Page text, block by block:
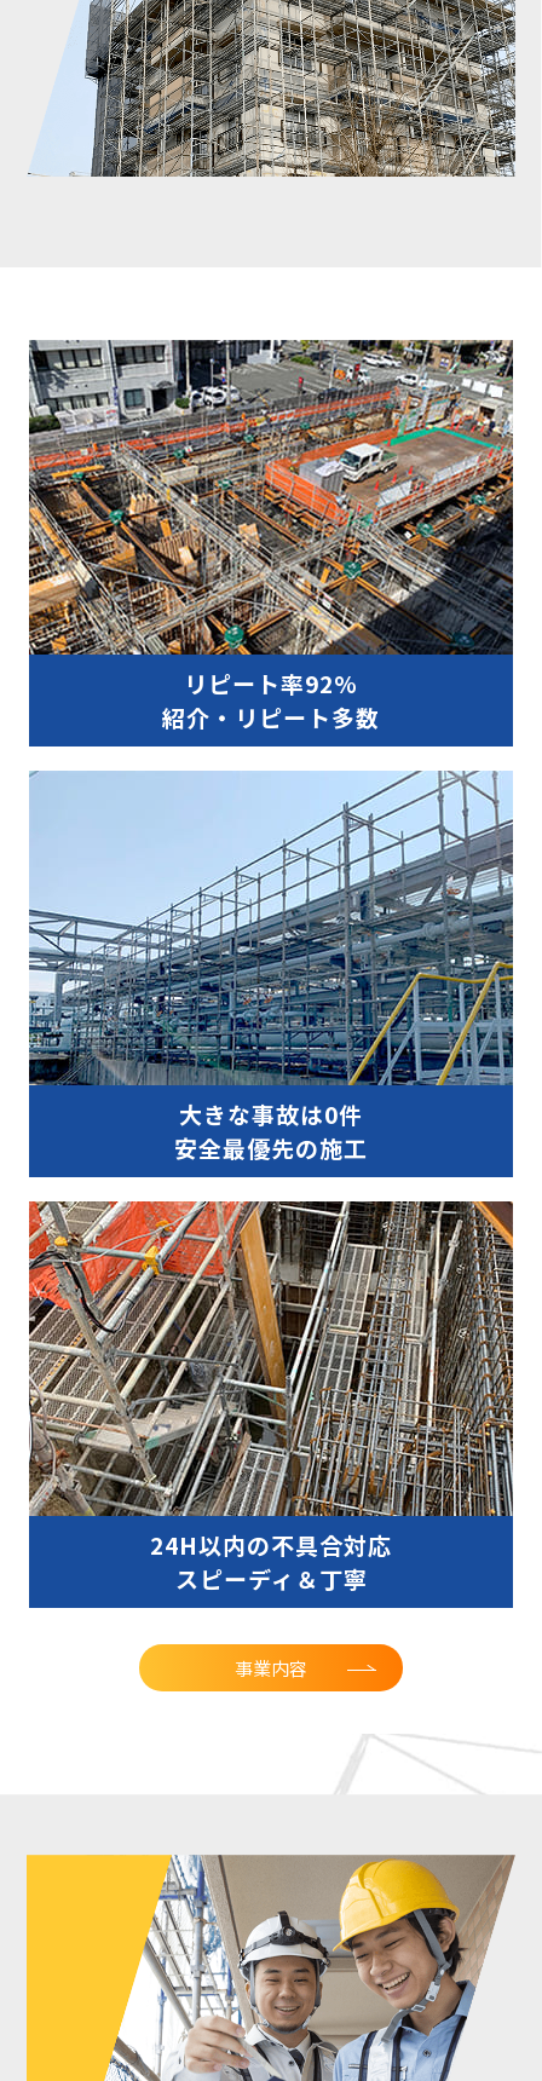
リピート率92%
紹介・リピート多数
大きな事故は0件
安全最優先の施工
24H以内の不具合対応
スピーディ＆丁寧
事業内容